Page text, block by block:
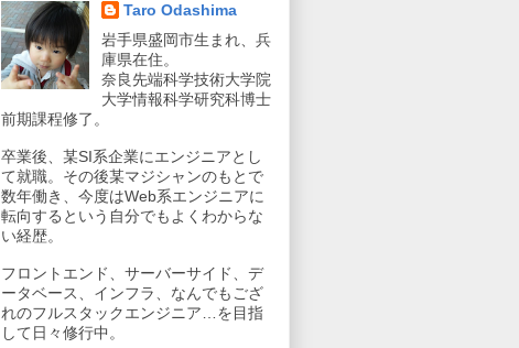
Taro Odashima
岩手県盛岡市生まれ、兵
庫県在住。
奈良先端科学技術大学院
大学情報科学研究科博士
前期課程修了。
卒業後、某SI系企業にエンジニアとし
て就職。その後某マジシャンのもとで
数年働き、今度はWeb系エンジニアに
転向するという自分でもよくわからな
い経歴。
フロントエンド、サーバーサイド、デ
ータベース、インフラ、なんでもござ
れのフルスタックエンジニア…を目指
して日々修行中。